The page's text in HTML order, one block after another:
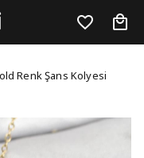
Gold
Renk Şans Kolyesi